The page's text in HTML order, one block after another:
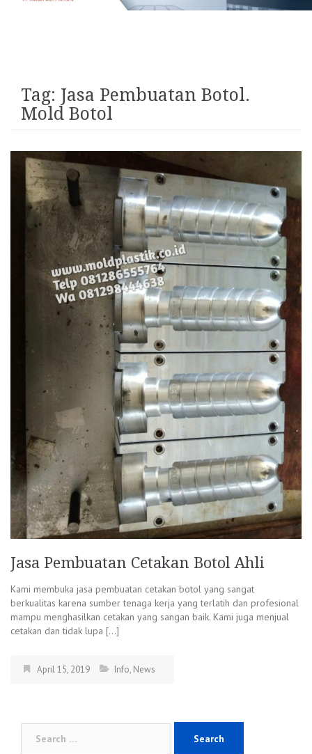
Tag: Jasa Pembuatan Botol.
Mold Botol
Jasa Pembuatan Cetakan Botol Ahli
Kami membuka jasa pembuatan cetakan botol yang sangat
berkualitas karena sumber tenaga kerja yang terlatih dan profesional
mampu menghasilkan cetakan yang sangan baik. Kami juga menjual
cetakan dan tidak lupa […]
April 15, 2019 Info, News